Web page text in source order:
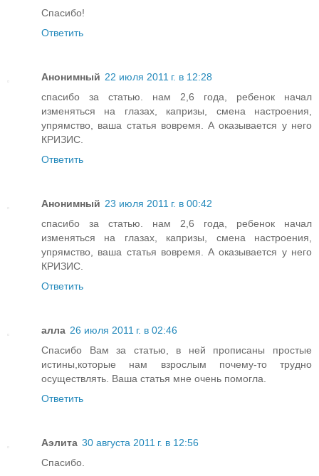
Спасибо!
Ответить
Анонимный 22 июля 2011 г. в 12:28
спасибо за статью. нам 2,6 года, ребенок начал
изменяться на глазах, капризы, смена настроения,
упрямство, ваша статья вовремя. А оказывается у него
КРИЗИС.
Ответить
Анонимный 23 июля 2011 г. в 00:42
спасибо за статью. нам 2,6 года, ребенок начал
изменяться на глазах, капризы, смена настроения,
упрямство, ваша статья вовремя. А оказывается у него
КРИЗИС.
Ответить
алла 26 июля 2011 г. в 02:46
Спасибо Вам за статью, в ней прописаны простые
истины,которые нам взрослым почему-то трудно
осуществлять. Ваша статья мне очень помогла.
Ответить
Аэлита 30 августа 2011 г. в 12:56
Спасибо.